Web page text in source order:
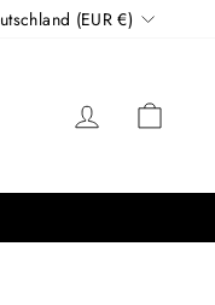
(EUR €)